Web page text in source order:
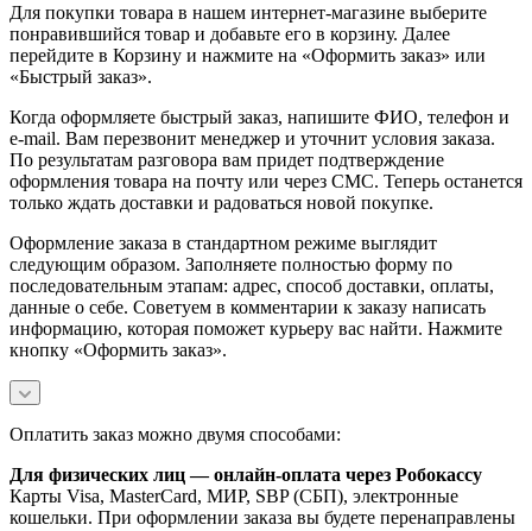
Для покупки товара в нашем интернет-магазине выберите
понравившийся товар и добавьте его в корзину. Далее
перейдите в Корзину и нажмите на «Оформить заказ» или
«Быстрый заказ».
Когда оформляете быстрый заказ, напишите ФИО, телефон и
e-mail. Вам перезвонит менеджер и уточнит условия заказа.
По результатам разговора вам придет подтверждение
оформления товара на почту или через СМС. Теперь останется
только ждать доставки и радоваться новой покупке.
Оформление заказа в стандартном режиме выглядит
следующим образом. Заполняете полностью форму по
последовательным этапам: адрес, способ доставки, оплаты,
данные о себе. Советуем в комментарии к заказу написать
информацию, которая поможет курьеру вас найти. Нажмите
кнопку «Оформить заказ».
Оплатить заказ можно двумя способами:
Для физических лиц — онлайн-оплата через Робокассу
Карты Visa, MasterCard, МИР, SBP (СБП), электронные
кошельки. При оформлении заказа вы будете перенаправлены